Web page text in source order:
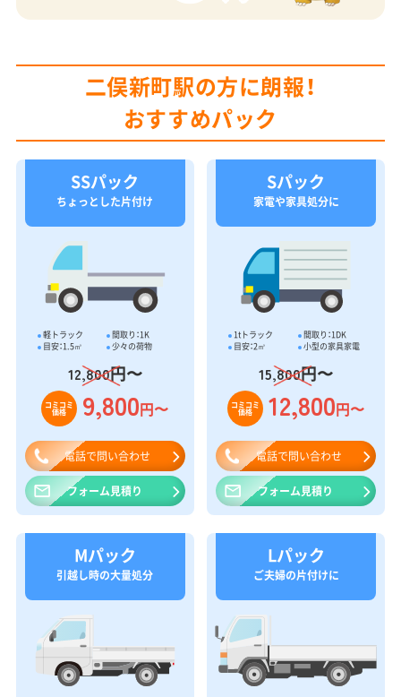
二俣新町駅の方に朗報！
おすすめパック
SSパック
ちょっとした片付け
軽トラック
間取り：1K
目安：1.5㎥
少々の荷物
12,800円〜
コミコミ
価格 9,800円〜
電話で問い合わせ
フォーム見積り
Sパック
家電や家具処分に
1tトラック
間取り：1DK
目安：2㎥
小型の家具家電
15,800円〜
コミコミ
価格 12,800円〜
電話で問い合わせ
フォーム見積り
Mパック
引越し時の大量処分
Lパック
ご夫婦の片付けに